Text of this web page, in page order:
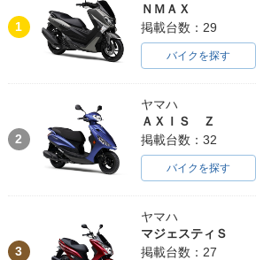
1
ＮＭＡＸ
掲載台数：29
バイクを探す
2
ヤマハ
ＡＸＩＳ Ｚ
掲載台数：32
バイクを探す
3
ヤマハ
マジェスティＳ
掲載台数：27